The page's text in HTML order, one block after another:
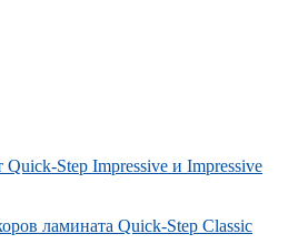
Step Impressive и Impressive
ламината Quick-Step​ Classic